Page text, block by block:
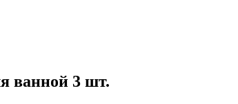
ванной 3 шт.